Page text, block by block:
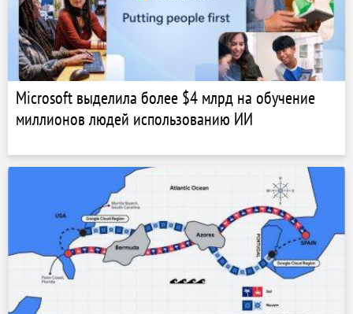
Microsoft выделила более $4 млрд на обучение
миллионов людей использованию ИИ